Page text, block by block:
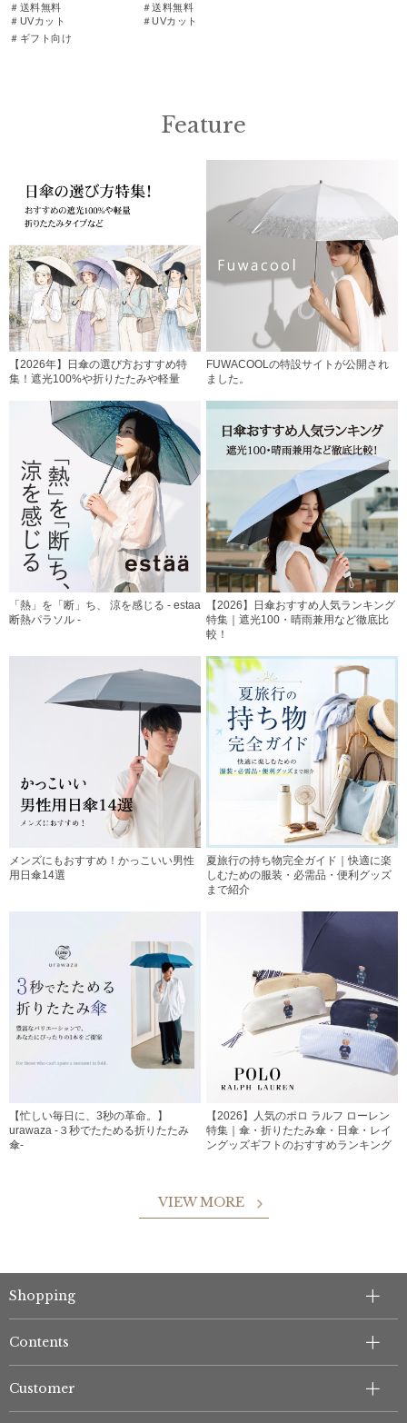
＃送料無料
＃UVカット
＃ギフト向け
＃送料無料
＃UVカット
Feature
【2026年】日傘の選び方おすすめ特
集！遮光100%や折りたたみや軽量
FUWACOOLの特設サイトが公開され
ました。
「熱」を「断」ち、 涼を感じる - estaa
断熱パラソル -
【2026】日傘おすすめ人気ランキング
特集｜遮光100・晴雨兼用など徹底比
較！
メンズにもおすすめ！かっこいい男性
用日傘14選
夏旅行の持ち物完全ガイド｜快適に楽
しむための服装・必需品・便利グッズ
まで紹介
【忙しい毎日に、3秒の革命。】
urawaza -３秒でたためる折りたたみ
傘-
【2026】人気のポロ ラルフ ローレン
特集｜傘・折りたたみ傘・日傘・レイ
ングッズギフトのおすすめランキング
VIEW MORE
Shopping
Contents
Customer